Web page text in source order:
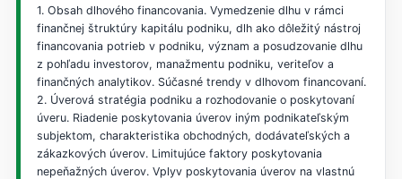
1. Obsah dlhového financovania. Vymedzenie dlhu v rámci
finančnej štruktúry kapitálu podniku, dlh ako dôležitý nástroj
financovania potrieb v podniku, význam a posudzovanie dlhu
z pohľadu investorov, manažmentu podniku, veriteľov a
finančných analytikov. Súčasné trendy v dlhovom financovaní.
2. Úverová stratégia podniku a rozhodovanie o poskytovaní
úveru. Riadenie poskytovania úverov iným podnikateľským
subjektom, charakteristika obchodných, dodávateľských a
zákazkových úverov. Limitujúce faktory poskytovania
nepeňažných úverov. Vplyv poskytovania úverov na vlastnú